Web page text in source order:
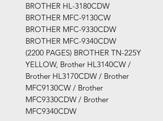
BROTHER HL-3180CDW
BROTHER MFC-9130CW
BROTHER MFC-9330CDW
BROTHER MFC-9340CDW
(2200 PAGES) BROTHER TN-225Y
YELLOW, Brother HL3140CW /
Brother HL3170CDW / Brother
MFC9130CW / Brother
MFC9330CDW / Brother
MFC9340CDW